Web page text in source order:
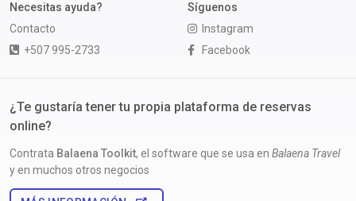
Necesitas ayuda?
Contacto
+507 995-2733
Síguenos
Instagram
Facebook
¿Te gustaría tener tu propia plataforma de reservas
online?
Contrata Balaena Toolkit, el software que se usa en Balaena Travel
y en muchos otros negocios